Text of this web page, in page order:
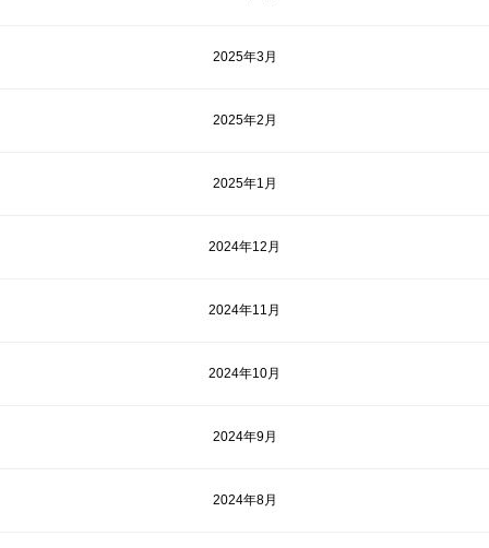
2025年3月
2025年2月
2025年1月
2024年12月
2024年11月
2024年10月
2024年9月
2024年8月